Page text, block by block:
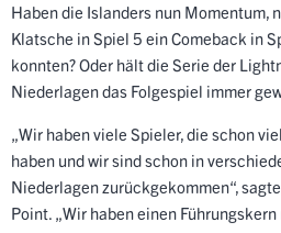
Haben die Islanders nun Momentum,
Klatsche in Spiel 5 ein Comeback in
konnten? Oder hält die Serie der
Niederlagen das Folgespiel immer
„Wir haben viele Spieler, die schon
haben und wir sind schon in
Niederlagen zurückgekommen“,
Point. „Wir haben einen